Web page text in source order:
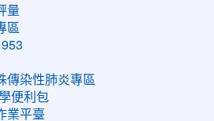
量
區
傳染性肺炎專區
便利包
業平臺